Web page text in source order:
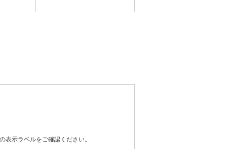
示ラベルをご確認ください。